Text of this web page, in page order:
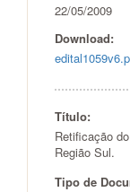
22/05/2009
Download:
Título:
Retificação
Região Sul.
Tipo de